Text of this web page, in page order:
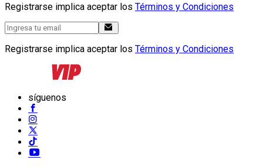
Registrarse implica aceptar los Términos y Condiciones
Registrarse implica aceptar los Términos y Condiciones
síguenos